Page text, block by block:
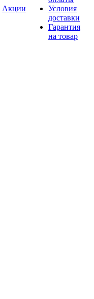
Акции
Условия
доставки
Гарантия
на товар